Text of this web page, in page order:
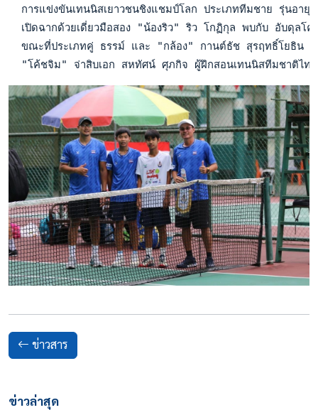
การแข่งขันเทนนิสเยาวชนชิงแชมป์โลก ประเภททีมชาย รุ่นอา
เปิดฉากด้วยเดี่ยวมือสอง "น้องริว" ริว โกฏิกุล พบกับ อับดุลโ
ขณะที่ประเภทคู่ ธรรม์ และ "กล้อง" กานต์ธัช สุรฤทธิ์โยธิน
"โค้ชจิม" จ่าสิบเอก สหทัศน์ ศุภกิจ ผู้ฝึกสอนเทนนิสทีมชาติไท
ข่าวสาร
ข่าวล่าสุด